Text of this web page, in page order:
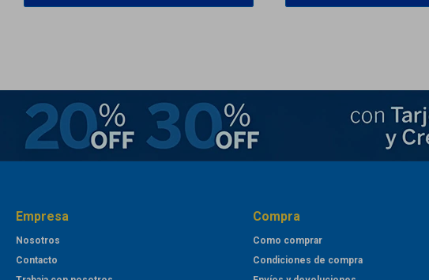
Empresa
Nosotros
Contacto
Compra
Como comprar
Condiciones de compra